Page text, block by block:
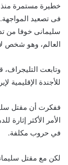
خطيرة مستمرة منذ
فى تصعيد
سليمانى خوفا من
العالم، وهو شخص
وتابعت
للأجندة الإقليمية
ففكرت أن مقتل
الأمر الأكثر
في حروب مكلفة.
لكن مع مقتل